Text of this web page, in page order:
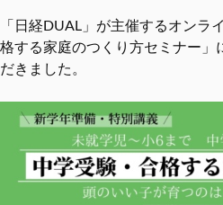
「日経DUAL」が主催するオンラ
格する家庭のつくり方セミナー」
だきました。